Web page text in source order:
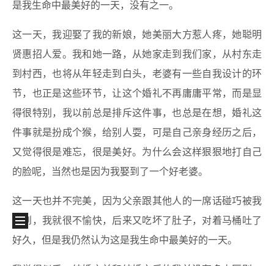
是我生命中最美好的一天，没有之一。
这一天，我迎娶了我的新娘，她美丽大方惹人疼，她聪明
贤惠招人爱。我和她一路，从她家走到我们家，从村东走
到村西，也将从年轻走到白头，老婆有一些自我设计的环
节，也正是这些环节，让这个婚礼不再庸庸平常，而是显
得很特别，我以前总是排斥这件事，也总是在想，婚礼这
件事就是扮成个猴，给别人耍，可是自己亲身经历之后，
又觉得很是难忘，很是美好。为什么会这样狠狠地打自己
的脸呢，当然也是因为我娶到了一个好老婆。
这一天也并不完美，因为父亲跟其他人的一席话碰巧被我
听到，我就很不愉快，后来又吃坏了肚子，对着马桶吐了
好久，但是我仍然认为这是我生命中最美好的一天。